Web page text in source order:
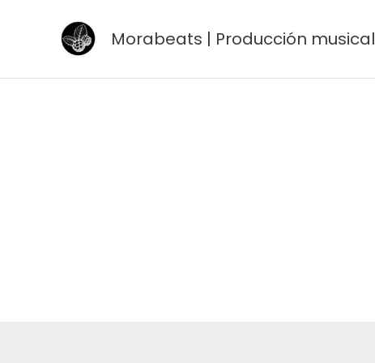
Morabeats | Producción musical